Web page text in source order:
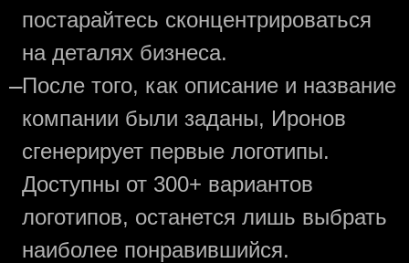
постарайтесь сконцентрироваться
на деталях бизнеса.
—После того, как описание и название
компании были заданы, Иронов
сгенерирует первые логотипы.
Доступны от 300+ вариантов
логотипов, останется лишь выбрать
наиболее понравившийся.